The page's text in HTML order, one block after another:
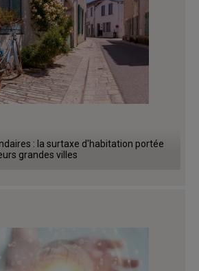
: la surtaxe d'habitation portée
grandes villes